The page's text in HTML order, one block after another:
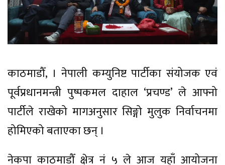
काठमाडौँ, । नेपाली कम्युनिष्ट पार्टीका संयोजक एवं
पूर्वप्रधानमन्त्री पुष्पकमल दाहाल ‘प्रचण्ड’ ले आफ्नो
पार्टीले राखेको मागअनुसार सिङ्गो मुलुक निर्वाचनमा
होमिएको बताएका छन् ।
नेकपा काठमाडौँ क्षेत्र नं ५ ले आज यहाँ आयोजना